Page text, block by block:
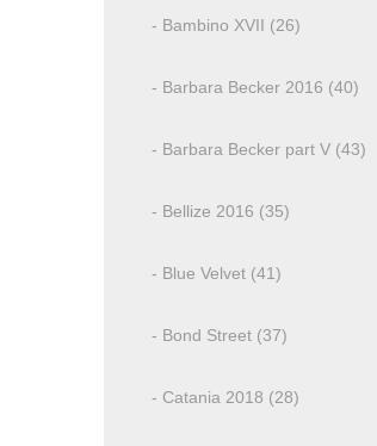
- Bambino XVII (26)
- Barbara Becker 2016 (40)
- Barbara Becker part V (43)
- Bellize 2016 (35)
- Blue Velvet (41)
- Bond Street (37)
- Catania 2018 (28)